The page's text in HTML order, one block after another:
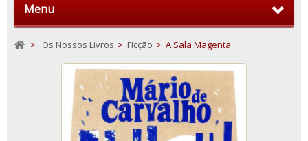
Menu
> Os Nossos Livros > Ficção > A Sala Magenta